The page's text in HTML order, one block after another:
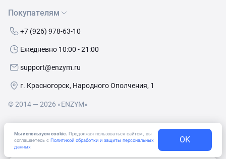
Мы используем cookie. Продолжая пользоваться сайтом, вы
соглашаетесь с Политикой обработки и защиты персональных
данных
OK
О нас
Бренды
Контакты
Покупателям
Как сделать заказ
Условия доставки
+7 (926) 978-63-10
Ежедневно 10:00 - 21:00
support@enzym.ru
г. Красногорск, Народного Ополчения, 1
© 2014 — 2026 «ENZYM»
Согласие
на получение рекламно-информационных
материалов